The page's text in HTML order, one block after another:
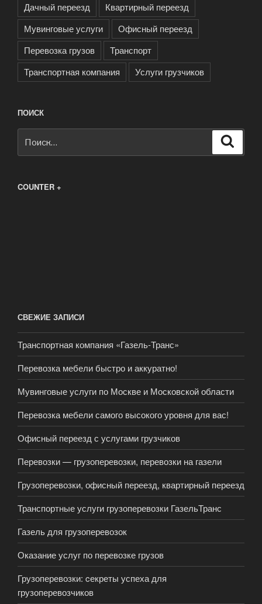
Дачный переезд
Квартирный переезд
Мувинговые услуги
Офисный переезд
Перевозка грузов
Транспорт
Транспортная компания
Услуги грузчиков
ПОИСК
COUNTER +
СВЕЖИЕ ЗАПИСИ
Транспортная компания «Газель-Транс»
Перевозка мебели быстро и аккуратно!
Мувинговые услуги по Москве и Московской области
Перевозка мебели самого высокого уровня для вас!
Офисный переезд с услугами грузчиков
Перевозки — грузоперевозки, перевозки на газели
Грузоперевозки, офисный переезд, квартирный переезд
Транспортные услуги грузоперевозки ГазельТранс
Газель для грузоперевозок
Оказание услуг по перевозке грузов
Грузоперевозки: cекреты успеха для
грузоперевозчиков